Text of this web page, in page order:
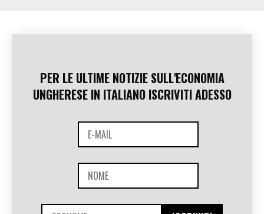
PER LE ULTIME NOTIZIE SULL'ECONOMIA
UNGHERESE IN ITALIANO ISCRIVITI ADESSO